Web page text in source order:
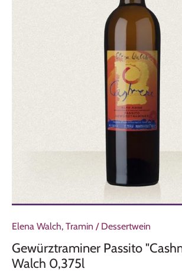
Elena Walch, Tramin / Dessertwein
Gewürztraminer Passito
Walch 0,375l